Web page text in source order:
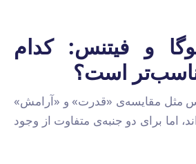
و فیتنس: کدام
است؟
مثل مقایسه‌ی «قدرت» و «آرامش»
اما برای دو جنبه‌ی متفاوت از وجود